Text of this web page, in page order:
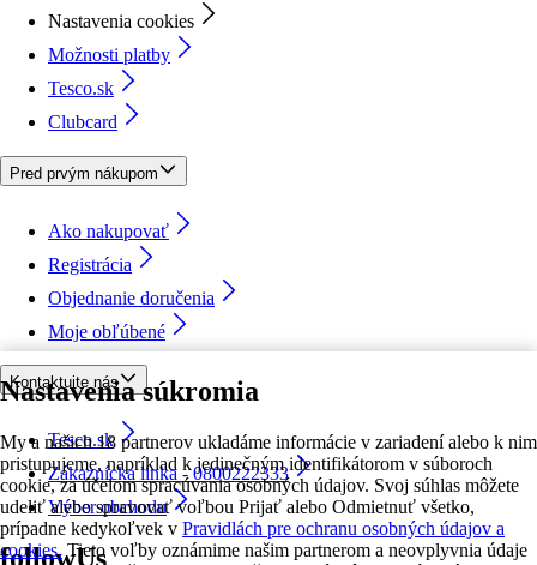
Nastavenia súkromia
My a našich 18 partnerov ukladáme informácie v zariadení alebo k nim
pristupujeme, napríklad k jedinečným identifikátorom v súboroch
cookie, za účelom spracúvania osobných údajov. Svoj súhlas môžete
udeliť alebo spravovať voľbou Prijať alebo Odmietnuť všetko,
prípadne kedykoľvek v Pravidlách pre ochranu osobných údajov a
cookies. Tieto voľby oznámime našim partnerom a neovplyvnia údaje
Nastavenia cookies
Možnosti platby
Tesco.sk
Clubcard
Pred prvým nákupom
Ako nakupovať
Registrácia
Objednanie doručenia
Moje obľúbené
Kontaktujte nás
Tesco.sk
Zákaznícka linka - 0800222333
Výber obchodu
followUs